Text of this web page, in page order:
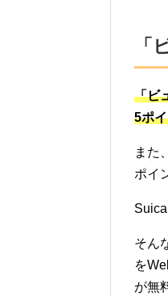
「
「ビ
5ポ
また
ポイ
そん
を
が無